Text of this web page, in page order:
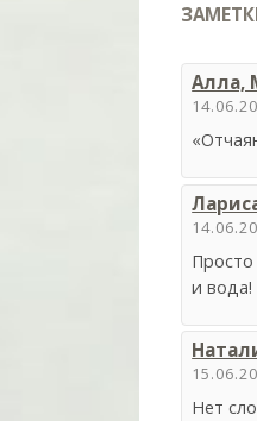
Алла,
и вода!
Нет